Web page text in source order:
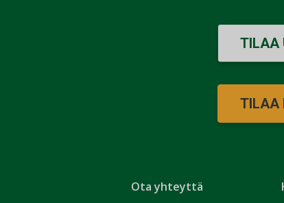
Ota yhteyttä
TILAA
TILAA